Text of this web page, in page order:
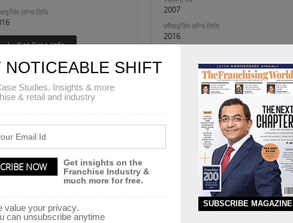
लॉन्च तिथि 2007
फ़्रैंचाइजिंग लॉन्च तिथि
2016
Organic Cosmetic &
are starting a Organic Ayurvedic
& Food product
NOTICEABLE SHIFT
Studies, Insights & more
& retail and industry
Get insights on the
Franchise Industry &
much more for free.
value your privacy.
can unsubscribe anytime
SUBSCRIBE MAGAZINE